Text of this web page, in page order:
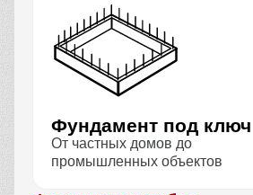
Фундамент под ключ
От частных домов до
промышленных объектов